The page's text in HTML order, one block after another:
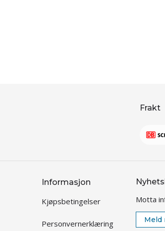
Frakt
Informasjon
Kjøpsbetingelser
Personvernerklæring
Motta
Meld